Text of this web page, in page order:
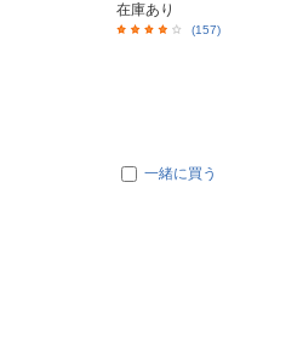
在庫あり
(157)
一緒に買う